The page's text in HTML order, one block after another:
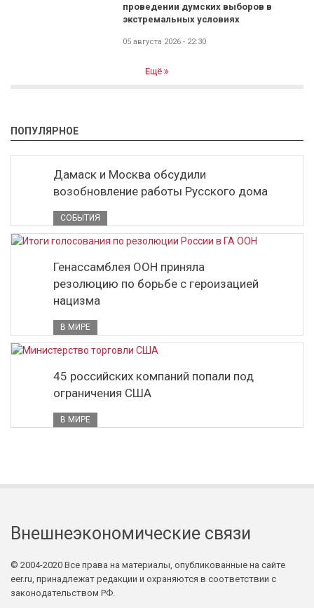
проведении думских выборов в
экстремальных условиях
05 августа 2026 - 22:30
Ещё
ПОПУЛЯРНОЕ
Дамаск и Москва обсудили
возобновление работы Русского дома
СОБЫТИЯ
Генассамблея ООН приняла
резолюцию по борьбе с героизацией
нацизма
В МИРЕ
45 российских компаний попали под
ограничения США
В МИРЕ
Внешнеэкономические связи
© 2004-2020 Все права на материалы, опубликованные на сайте
eer.ru, принадлежат редакции и охраняются в соответствии с
законодательством РФ.